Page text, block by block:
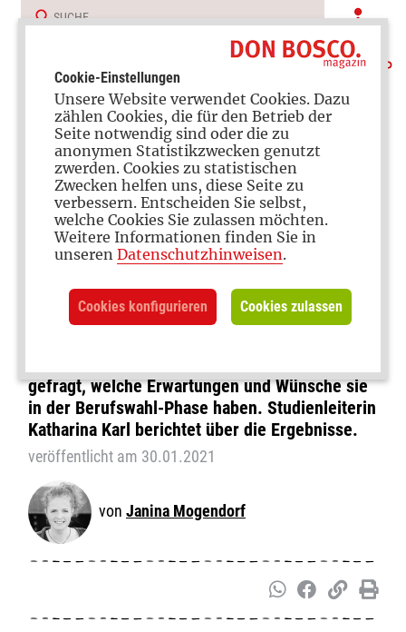
Studie
So geht es jungen Menschen
während der Berufswahl
gefragt, welche Erwartungen und Wünsche sie
in der Berufswahl-Phase haben. Studienleiterin
Katharina Karl berichtet über die Ergebnisse.
veröffentlicht am 30.01.2021
Janina Mogendorf
Cookie-Einstellungen
Unsere Website verwendet Cookies. Dazu
zählen Cookies, die für den Betrieb der
Seite notwendig sind oder die zu
anonymen Statistikzwecken genutzt
zwerden. Cookies zu statistischen
Zwecken helfen uns, diese Seite zu
verbessern. Entscheiden Sie selbst,
welche Cookies Sie zulassen möchten.
Weitere Informationen finden Sie in
unseren Datenschutzhinweisen.
Cookies konfigurieren Cookies zulassen